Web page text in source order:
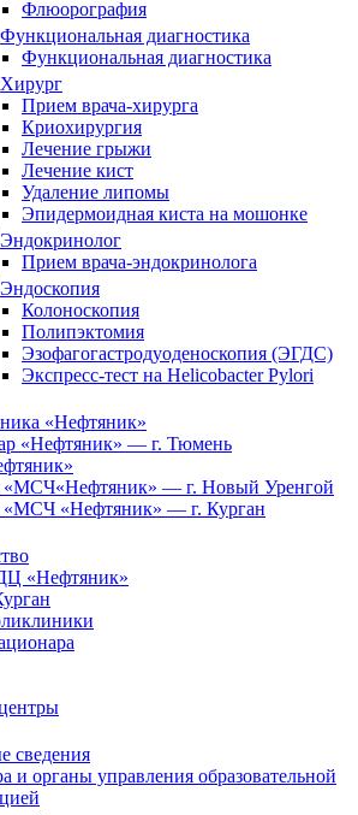
Флюорография
Функциональная диагностика
Функциональная диагностика
Хирург
Прием врача-хирурга
Криохирургия
Лечение грыжи
Лечение кист
Удаление липомы
Эпидермоидная киста на мошонке
Эндокринолог
Прием врача-эндокринолога
Эндоскопия
Колоноскопия
Полипэктомия
Эзофагогастродуоденоскопия (ЭГДС)
Экспресс-тест на Helicobacter Pylori
«Нефтяник»
«Нефтяник» — г. Тюмень
«МСЧ«Нефтяник» — г. Новый Уренгой
«МСЧ «Нефтяник» — г. Курган
«Нефтяник»
сведения
и органы управления образовательной